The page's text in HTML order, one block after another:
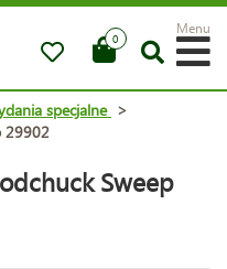
0
Menu
specjalne >
29902
Sweep